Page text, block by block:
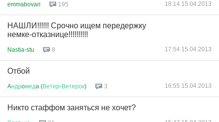
emmabovari 195 18:14 15.04.2013
НАШЛИ!!!!!! Срочно ищем передержку
немке-отказнице!!!!!!!!!!
Nastia-stu 8 17:54 15.04.2013
Отбой
Aндрoмедa (Ветер-Ветерок) 3 16:55 15.04.2013
Никто стаффом заняться не хочет?